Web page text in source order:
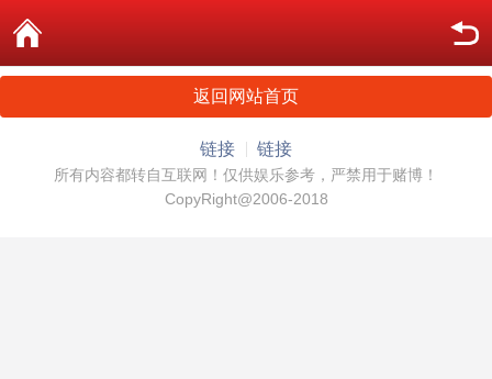
返回网站首页
链接 链接
所有内容都转自互联网！仅供娱乐参考，严禁用于赌博！
CopyRight@2006-2018